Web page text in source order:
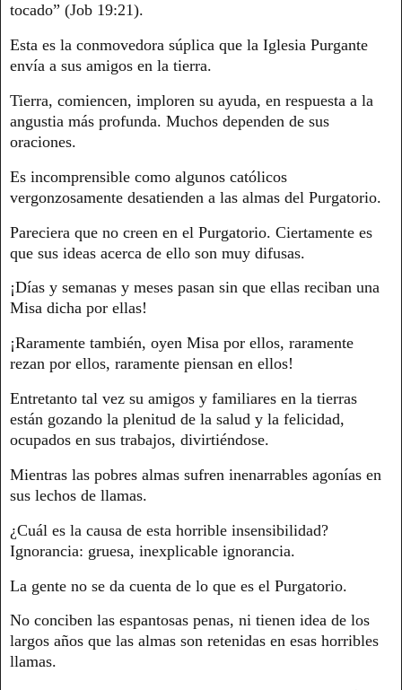
tocado” (Job 19:21).
Esta es la conmovedora súplica que la Iglesia Purgante
envía a sus amigos en la tierra.
Tierra, comiencen, imploren su ayuda, en respuesta a la
angustia más profunda. Muchos dependen de sus
oraciones.
Es incomprensible como algunos católicos
vergonzosamente desatienden a las almas del Purgatorio.
Pareciera que no creen en el Purgatorio. Ciertamente es
que sus ideas acerca de ello son muy difusas.
¡Días y semanas y meses pasan sin que ellas reciban una
Misa dicha por ellas!
¡Raramente también, oyen Misa por ellos, raramente
rezan por ellos, raramente piensan en ellos!
Entretanto tal vez su amigos y familiares en la tierras
están gozando la plenitud de la salud y la felicidad,
ocupados en sus trabajos, divirtiéndose.
Mientras las pobres almas sufren inenarrables agonías en
sus lechos de llamas.
¿Cuál es la causa de esta horrible insensibilidad?
Ignorancia: gruesa, inexplicable ignorancia.
La gente no se da cuenta de lo que es el Purgatorio.
No conciben las espantosas penas, ni tienen idea de los
largos años que las almas son retenidas en esas horribles
llamas.